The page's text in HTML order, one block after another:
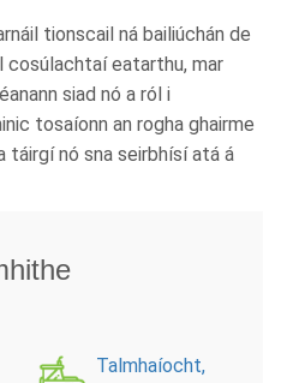
tionscail ná bailiúchán de
cosúlachtaí eatarthu, mar
siad nó a ról i
tosaíonn an rogha ghairme
táirgí nó sna seirbhísí atá á
Talmhaíocht,